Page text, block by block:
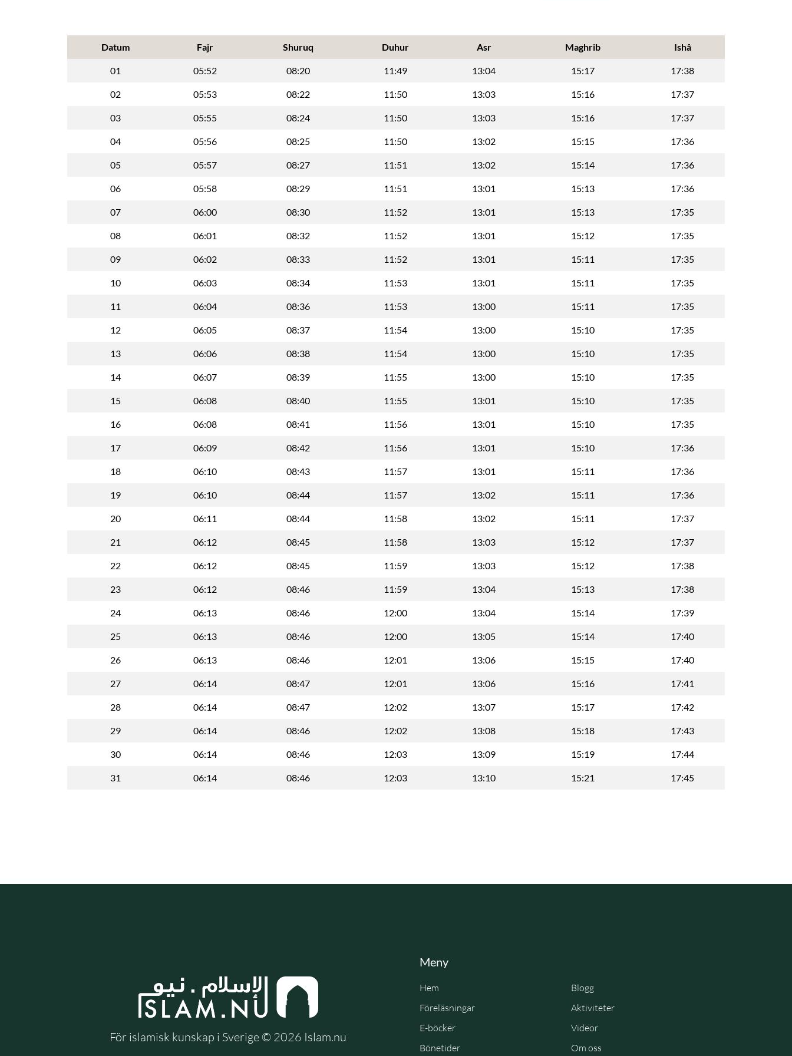
Datum Fajr Shuruq Duhur Asr Maghrib Ishâ
01 05:52 08:20 11:49 13:04 15:17 17:38
02 05:53 08:22 11:50 13:03 15:16 17:37
03 05:55 08:24 11:50 13:03 15:16 17:37
04 05:56 08:25 11:50 13:02 15:15 17:36
05 05:57 08:27 11:51 13:02 15:14 17:36
06 05:58 08:29 11:51 13:01 15:13 17:36
07 06:00 08:30 11:52 13:01 15:13 17:35
08 06:01 08:32 11:52 13:01 15:12 17:35
09 06:02 08:33 11:52 13:01 15:11 17:35
10 06:03 08:34 11:53 13:01 15:11 17:35
11 06:04 08:36 11:53 13:00 15:11 17:35
12 06:05 08:37 11:54 13:00 15:10 17:35
13 06:06 08:38 11:54 13:00 15:10 17:35
14 06:07 08:39 11:55 13:00 15:10 17:35
15 06:08 08:40 11:55 13:01 15:10 17:35
16 06:08 08:41 11:56 13:01 15:10 17:35
17 06:09 08:42 11:56 13:01 15:10 17:36
18 06:10 08:43 11:57 13:01 15:11 17:36
19 06:10 08:44 11:57 13:02 15:11 17:36
20 06:11 08:44 11:58 13:02 15:11 17:37
21 06:12 08:45 11:58 13:03 15:12 17:37
22 06:12 08:45 11:59 13:03 15:12 17:38
23 06:12 08:46 11:59 13:04 15:13 17:38
24 06:13 08:46 12:00 13:04 15:14 17:39
25 06:13 08:46 12:00 13:05 15:14 17:40
26 06:13 08:46 12:01 13:06 15:15 17:40
27 06:14 08:47 12:01 13:06 15:16 17:41
28 06:14 08:47 12:02 13:07 15:17 17:42
29 06:14 08:46 12:02 13:08 15:18 17:43
30 06:14 08:46 12:03 13:09 15:19 17:44
31 06:14 08:46 12:03 13:10 15:21 17:45
För islamisk kunskap i Sverige © 2026 Islam.nu
Meny
Hem
Blogg
Föreläsningar
Aktiviteter
E-böcker
Videor
Bönetider
Om oss